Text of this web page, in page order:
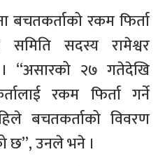
बचतकर्ताको रकम फिर्ता
समिति सदस्य रामेश्वर
“असारको २७ गतेदेखि
रकम फिर्ता गर्ने
बचतकर्ताको विवरण
छ”, उनले भने ।